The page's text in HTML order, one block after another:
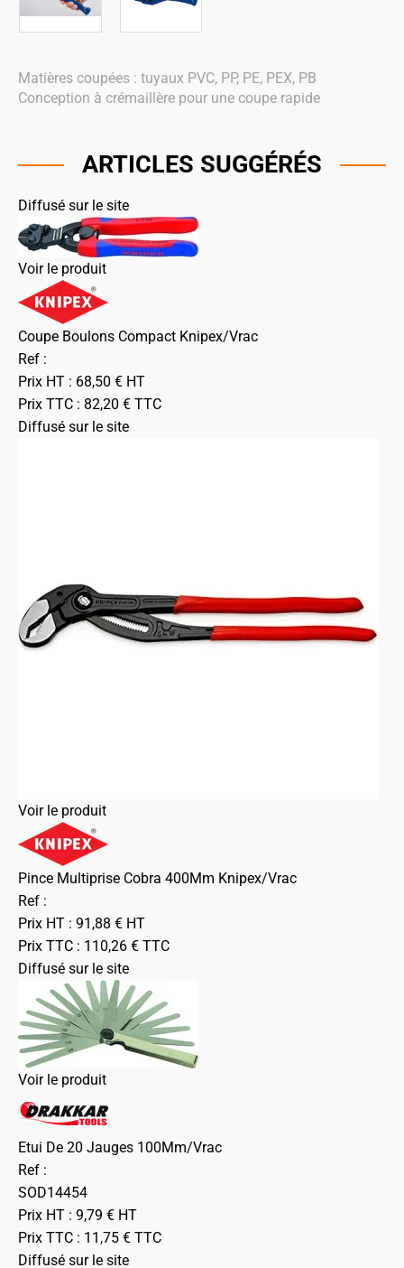
Matières coupées : tuyaux PVC, PP, PE, PEX, PB
Conception à crémaillère pour une coupe rapide
ARTICLES SUGGÉRÉS
Diffusé sur le site
Voir le produit
Coupe Boulons Compact Knipex/Vrac
Ref :
Prix HT : 68,50 € HT
Prix TTC : 82,20 € TTC
Diffusé sur le site
Voir le produit
Pince Multiprise Cobra 400Mm Knipex/Vrac
Ref :
Prix HT : 91,88 € HT
Prix TTC : 110,26 € TTC
Diffusé sur le site
Voir le produit
Etui De 20 Jauges 100Mm/Vrac
Ref :
SOD14454
Prix HT : 9,79 € HT
Prix TTC : 11,75 € TTC
Diffusé sur le site